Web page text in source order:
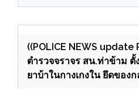
((POLICE NEWS update
ตำรวจจราจร สน.ท่าข้าม
ยาบ้าในกางเกงใน ยึดของก